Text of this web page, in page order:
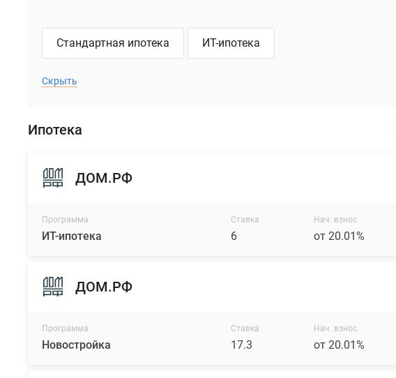
Стандартная ипотека ИТ-ипотека
Скрыть
Ипотека
ДОМ.РФ
Программа
ИТ-ипотека
Ставка
6
Нач. взнос
от 20.01%
ДОМ.РФ
Программа
Новостройка
Ставка
17.3
Нач. взнос
от 20.01%